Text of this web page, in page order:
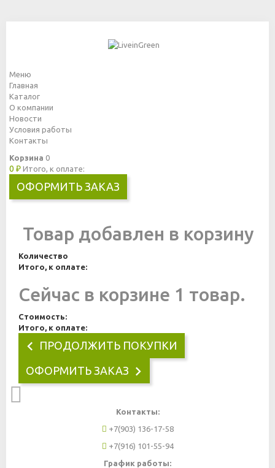
Меню
Главная
Каталог
О компании
Новости
Условия работы
Контакты
Корзина 0
0 ₽ Итого, к оплате:
ОФОРМИТЬ ЗАКАЗ
Товар добавлен в корзину
Количество
Итого, к оплате:
Сейчас в корзине 1 товар.
Стоимость:
Итого, к оплате:
ПРОДОЛЖИТЬ ПОКУПКИ
ОФОРМИТЬ ЗАКАЗ
Контакты:
+7(903) 136-17-58
+7(916) 101-55-94
График работы: